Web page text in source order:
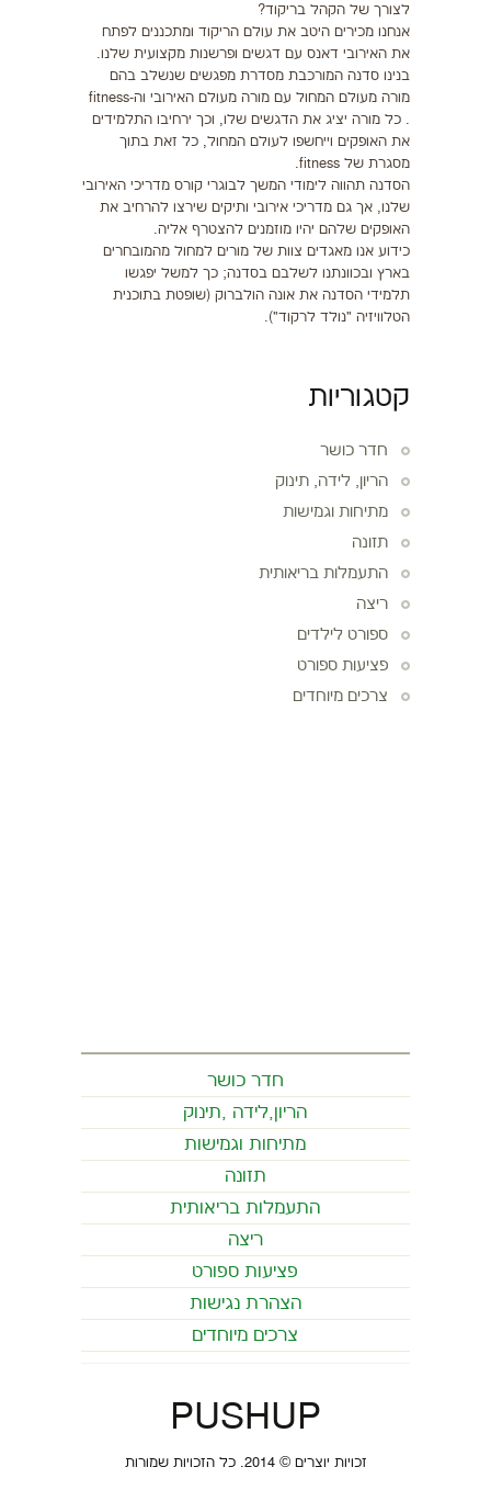
לצורך של הקהל בריקוד?
אנחנו מכירים היטב את עולם הריקוד ומתכננים לפתח
את האירובי דאנס עם דגשים ופרשנות מקצועית שלנו.
בנינו סדנה המורכבת מסדרת מפגשים שנשלב בהם
מורה מעולם המחול עם מורה מעולם האירובי וה-fitness
. כל מורה יציג את הדגשים שלו, וכך ירחיבו התלמידים
את האופקים וייחשפו לעולם המחול, כל זאת בתוך
מסגרת של fitness.
הסדנה תהווה לימודי המשך לבוגרי קורס מדריכי האירובי
שלנו, אך גם מדריכי אירובי ותיקים שירצו להרחיב את
האופקים שלהם יהיו מוזמנים להצטרף אליה.
כידוע אנו מאגדים צוות של מורים למחול מהמובחרים
בארץ ובכוונתנו לשלבם בסדנה; כך למשל יפגשו
תלמידי הסדנה את אונה הולברוק (שופטת בתוכנית
הטלוויזיה "נולד לרקוד").
קטגוריות
חדר כושר
הריון, לידה, תינוק
מתיחות וגמישות
תזונה
התעמלות בריאותית
ריצה
ספורט לילדים
פציעות ספורט
צרכים מיוחדים
חדר כושר
הריון,לידה ,תינוק
מתיחות וגמישות
תזונה
התעמלות בריאותית
ריצה
פציעות ספורט
הצהרת נגישות
צרכים מיוחדים
PUSHUP
זכויות יוצרים © 2014. כל הזכויות שמורות